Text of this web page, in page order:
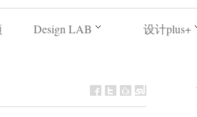
Design LAB 设计plus+